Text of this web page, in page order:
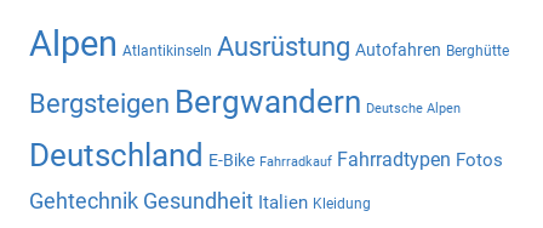
Alpen Atlantikinseln Ausrüstung Autofahren Berghütte
Bergsteigen Bergwandern Deutsche Alpen
Deutschland E-Bike Fahrradkauf Fahrradtypen Fotos
Gehtechnik Gesundheit Italien Kleidung